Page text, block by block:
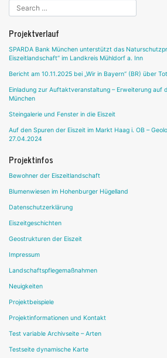
Projektverlauf
SPARDA Bank München unterstützt das
Eiszeitlandschaft“ im Landkreis Mühldorf a. Inn
Bericht am 10.11.2025 bei „Wir in Bayern“ (BR) über
Einladung zur Auftaktveranstaltung – Erweiterung auf
München
Steingalerie und Fenster in die Eiszeit
Auf den Spuren der Eiszeit im Markt Haag i. OB –
27.04.2024
Projektinfos
Bewohner der Eiszeitlandschaft
Blumenwiesen im Hohenburger Hügelland
Datenschutzerklärung
Eiszeitgeschichten
Geostrukturen der Eiszeit
Impressum
Landschaftspflegemaßnahmen
Neuigkeiten
Projektbeispiele
Projektinformationen und Kontakt
Test variable Archivseite – Arten
Testseite dynamische Karte